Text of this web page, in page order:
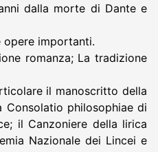
dalla morte di Dante e
opere importanti.
romanza; La tradizione
il manoscritto della
philosophiae di
il Canzoniere della lirica
Nazionale dei Lincei e